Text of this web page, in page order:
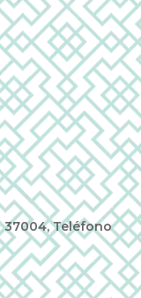
37004, Teléfono